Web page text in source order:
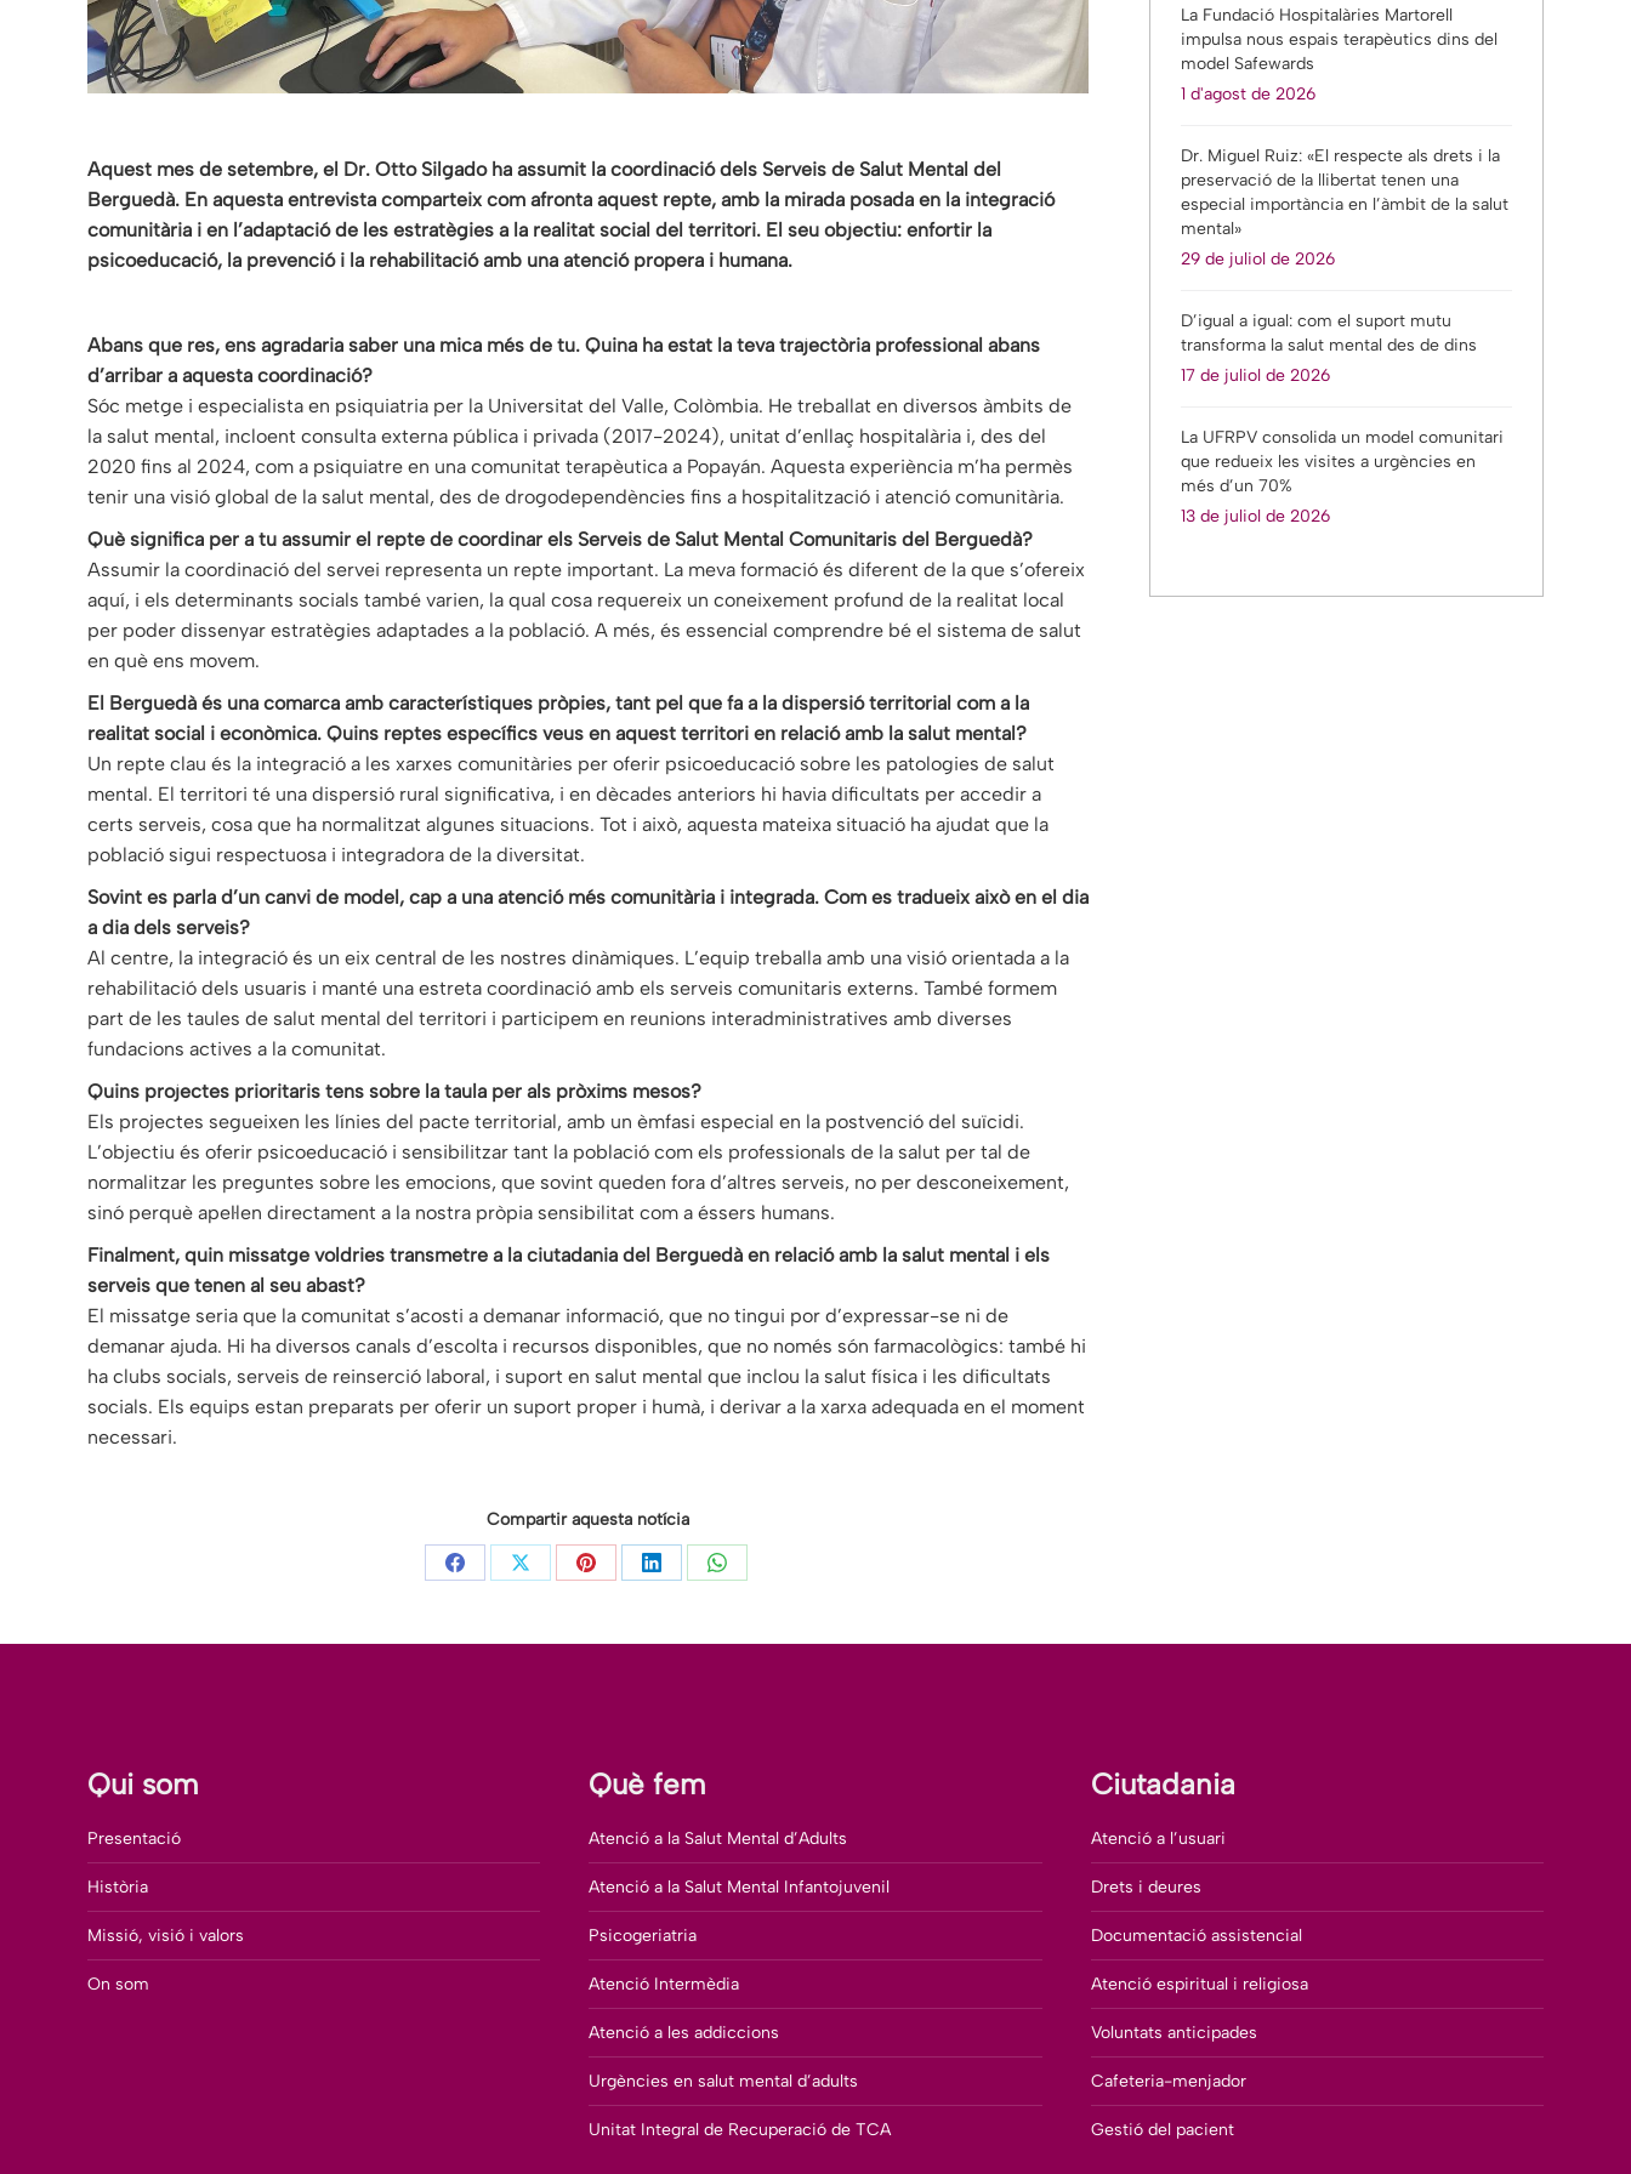
Aquest mes de setembre, el Dr. Otto Silgado ha assumit la coordinació dels Serveis de Salut Mental del
Berguedà. En aquesta entrevista comparteix com afronta aquest repte, amb la mirada posada en la integració
comunitària i en l’adaptació de les estratègies a la realitat social del territori. El seu objectiu: enfortir la
psicoeducació, la prevenció i la rehabilitació amb una atenció propera i humana.
Abans que res, ens agradaria saber una mica més de tu. Quina ha estat la teva trajectòria professional abans
d’arribar a aquesta coordinació?
Sóc metge i especialista en psiquiatria per la Universitat del Valle, Colòmbia. He treballat en diversos àmbits de
la salut mental, incloent consulta externa pública i privada (2017-2024), unitat d’enllaç hospitalària i, des del
2020 fins al 2024, com a psiquiatre en una comunitat terapèutica a Popayán. Aquesta experiència m’ha permès
tenir una visió global de la salut mental, des de drogodependències fins a hospitalització i atenció comunitària.
Què significa per a tu assumir el repte de coordinar els Serveis de Salut Mental Comunitaris del Berguedà?
Assumir la coordinació del servei representa un repte important. La meva formació és diferent de la que s’ofereix
aquí, i els determinants socials també varien, la qual cosa requereix un coneixement profund de la realitat local
per poder dissenyar estratègies adaptades a la població. A més, és essencial comprendre bé el sistema de salut
en què ens movem.
El Berguedà és una comarca amb característiques pròpies, tant pel que fa a la dispersió territorial com a la
realitat social i econòmica. Quins reptes específics veus en aquest territori en relació amb la salut mental?
Un repte clau és la integració a les xarxes comunitàries per oferir psicoeducació sobre les patologies de salut
mental. El territori té una dispersió rural significativa, i en dècades anteriors hi havia dificultats per accedir a
certs serveis, cosa que ha normalitzat algunes situacions. Tot i això, aquesta mateixa situació ha ajudat que la
població sigui respectuosa i integradora de la diversitat.
Sovint es parla d’un canvi de model, cap a una atenció més comunitària i integrada. Com es tradueix això en el dia
a dia dels serveis?
Al centre, la integració és un eix central de les nostres dinàmiques. L’equip treballa amb una visió orientada a la
rehabilitació dels usuaris i manté una estreta coordinació amb els serveis comunitaris externs. També formem
part de les taules de salut mental del territori i participem en reunions interadministratives amb diverses
fundacions actives a la comunitat.
Quins projectes prioritaris tens sobre la taula per als pròxims mesos?
Els projectes segueixen les línies del pacte territorial, amb un èmfasi especial en la postvenció del suïcidi.
L’objectiu és oferir psicoeducació i sensibilitzar tant la població com els professionals de la salut per tal de
normalitzar les preguntes sobre les emocions, que sovint queden fora d’altres serveis, no per desconeixement,
sinó perquè apel·len directament a la nostra pròpia sensibilitat com a éssers humans.
Finalment, quin missatge voldries transmetre a la ciutadania del Berguedà en relació amb la salut mental i els
serveis que tenen al seu abast?
El missatge seria que la comunitat s’acosti a demanar informació, que no tingui por d’expressar-se ni de
demanar ajuda. Hi ha diversos canals d’escolta i recursos disponibles, que no només són farmacològics: també hi
ha clubs socials, serveis de reinserció laboral, i suport en salut mental que inclou la salut física i les dificultats
socials. Els equips estan preparats per oferir un suport proper i humà, i derivar a la xarxa adequada en el moment
necessari.
Compartir aquesta notícia
Share
Facebook
Share
X
Share
Pinterest
Share
LinkedIn
Share
WhatsApp
La Fundació Hospitalàries Martorell
impulsa nous espais terapèutics dins del
model Safewards
1 d'agost de 2026
Dr. Miguel Ruiz: «El respecte als drets i la
preservació de la llibertat tenen una
especial importància en l’àmbit de la salut
mental»
29 de juliol de 2026
D’igual a igual: com el suport mutu
transforma la salut mental des de dins
17 de juliol de 2026
La UFRPV consolida un model comunitari
que redueix les visites a urgències en
més d’un 70%
13 de juliol de 2026
Qui som
Presentació
Història
Missió, visió i valors
On som
Què fem
Atenció a la Salut Mental d’Adults
Atenció a la Salut Mental Infantojuvenil
Psicogeriatria
Atenció Intermèdia
Atenció a les addiccions
Urgències en salut mental d’adults
Unitat Integral de Recuperació de TCA
Ciutadania
Atenció a l’usuari
Drets i deures
Documentació assistencial
Atenció espiritual i religiosa
Voluntats anticipades
Cafeteria-menjador
Gestió del pacient